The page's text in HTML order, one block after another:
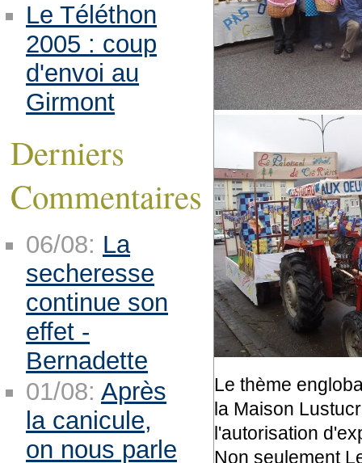
Le thème
la Maison
l'autorisation
Non seulement
Le Téléthon
2005 : coup
d'envoi au
Girmont
Derniers
Commentaires
06/08: La
secheresse
continue son
effet -
Bernadette
01/08: Après
la canicule,
on nous parle